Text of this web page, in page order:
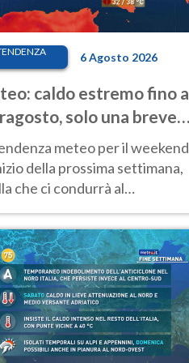
6 Agosto 2026
caldo estremo fino a
solo una breve
Ecco dove
meteo per il weekend
della prossima settimana,
che ci condurrà al
molto elevate